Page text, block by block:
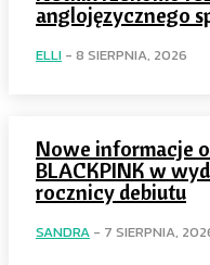
anglojęzycznego
ELLI - 8 SIERPNIA, 2026
Nowe informacje
BLACKPINK w
rocznicy debiutu
SANDRA - 7 SIERPNIA,